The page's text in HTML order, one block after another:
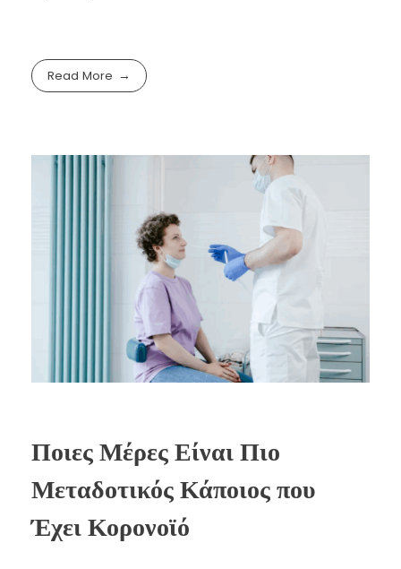
Read More
Ποιες Μέρες Είναι Πιο
Μεταδοτικός Κάποιος που
Έχει Κορονοϊό